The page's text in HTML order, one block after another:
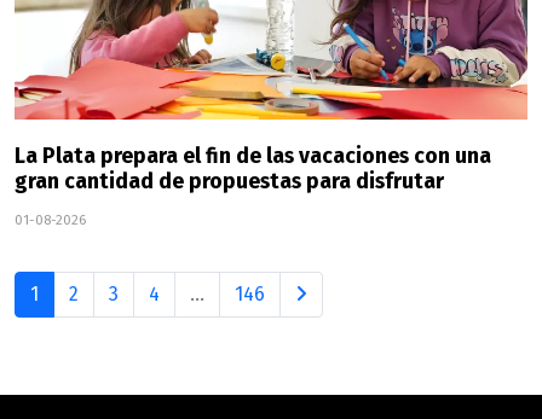
La Plata prepara el fin de las vacaciones con una
gran cantidad de propuestas para disfrutar
01-08-2026
1 2 3 4 ... 146